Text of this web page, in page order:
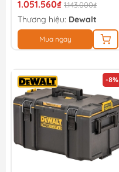
1.051.560₫ 1.143.000₫
Thương hiệu: Dewalt
Mua ngay
-8%